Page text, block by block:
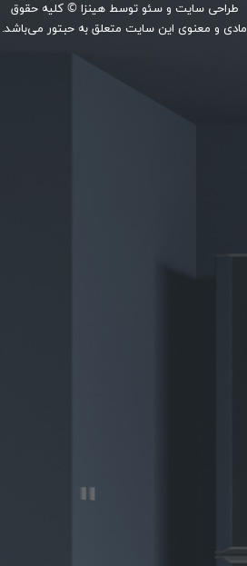
طراحی سایت وسئو توسطهینزا © کلیه حقوق
مادی و معنوی این سایت متعلق به حبتور می‌باشد.